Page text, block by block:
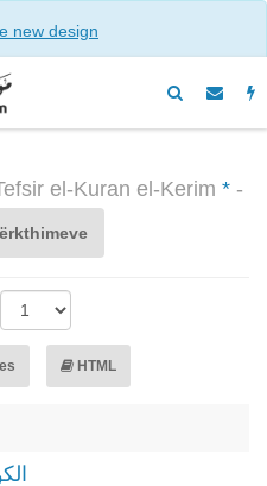
new design
el-Kuran el-Kerim * -
HTML